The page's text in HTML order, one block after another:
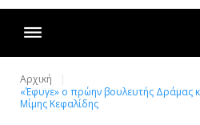
Αρχική
«Έφυγε» ο πρώην βουλευτής Δράμας
Μίμης Κεφαλίδης